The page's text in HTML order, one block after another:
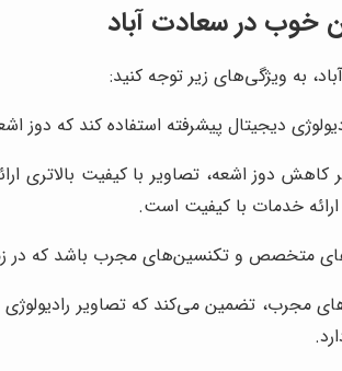
خوب در سعادت آباد
به ویژگی‌های زیر توجه کنید:
دیجیتال پیشرفته استفاده کند که دوز
بر کاهش دوز اشعه، تصاویر با کیفیت
ارائه خدمات با کیفیت است.
متخصص و تکنسین‌های مجرب باشد که در
تضمین می‌کند که تصاویر